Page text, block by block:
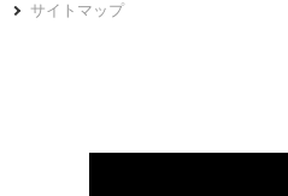
サイトマップ